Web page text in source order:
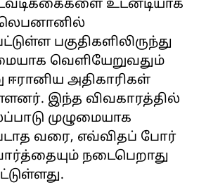
உடனடியாக
லெபனானில்
பகுதிகளிலிருந்து
வெளியேறுவதும்
அதிகாரிகள்
இந்த விவகாரத்தில்
முழுமையாக
வரை, எவ்விதப் போர்
நடைபெறாது